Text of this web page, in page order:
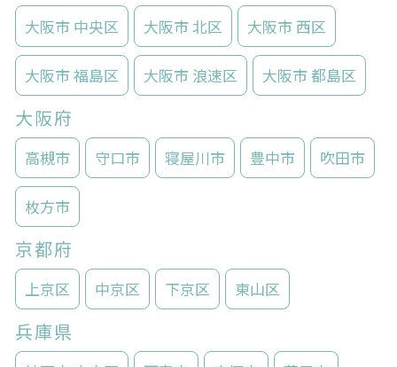
大阪市 中央区 大阪市 北区 大阪市 西区
大阪市 福島区 大阪市 浪速区 大阪市 都島区
大阪府
高槻市 守口市 寝屋川市 豊中市 吹田市
枚方市
京都府
上京区 中京区 下京区 東山区
兵庫県